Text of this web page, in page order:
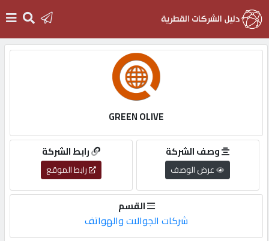
التسجيل
English
GREEN OLIVE
رابط الشركة
رابط الموقع
وصف الشركة
عرض الوصف
القسم
شركات الجوالات والهواتف